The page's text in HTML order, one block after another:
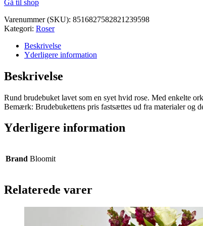
Gå til shop
Varenummer (SKU): 8516827582821239598
Kategori: Roser
Beskrivelse
Yderligere information
Beskrivelse
Rund brudebuket lavet som en syet hvid rose. Med enkelte
Bemærk: Brudebukettens pris fastsættes ud fra materialer og
Yderligere information
Brand Bloomit
Relaterede varer